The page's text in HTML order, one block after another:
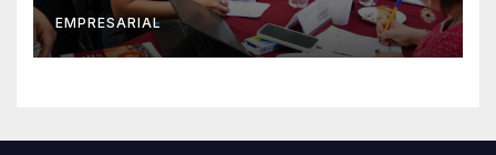
EMPRESARIAL